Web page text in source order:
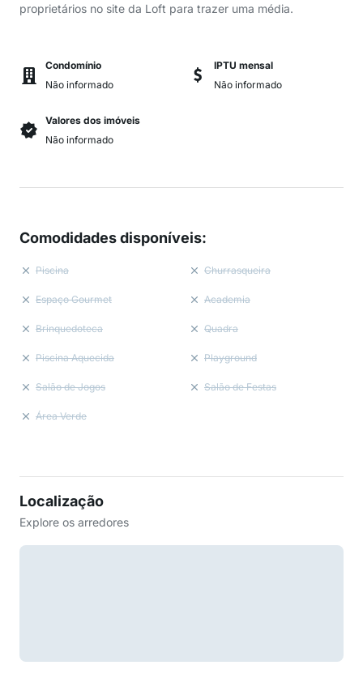
proprietários no site da Loft para trazer uma média.
Condomínio
Não informado
IPTU mensal
Não informado
Valores dos imóveis
Não informado
Comodidades disponíveis:
Piscina Churrasqueira
Espaço Gourmet Academia
Brinquedoteca Quadra
Piscina Aquecida Playground
Salão de Jogos Salão de Festas
Área Verde
Localização
Explore os arredores